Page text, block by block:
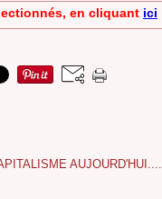
en cliquant ici
AUJOURD'HUI....